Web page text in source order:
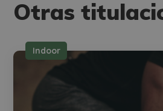
Otras
Indoor